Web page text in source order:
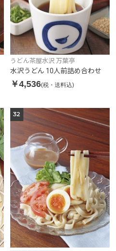
うどん茶屋水沢 万葉亭
水沢うどん 10人前詰め合わせ
￥4,536(税・送料込)
32